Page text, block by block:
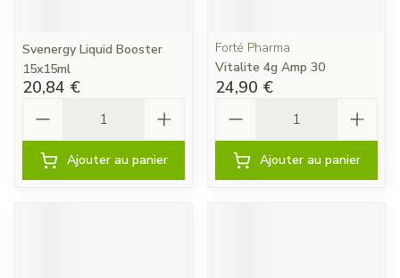
Svenergy Liquid Booster
15x15ml
20,84 €
Ajouter au panier
Forté Pharma
Vitalite 4g Amp 30
24,90 €
Ajouter au panier